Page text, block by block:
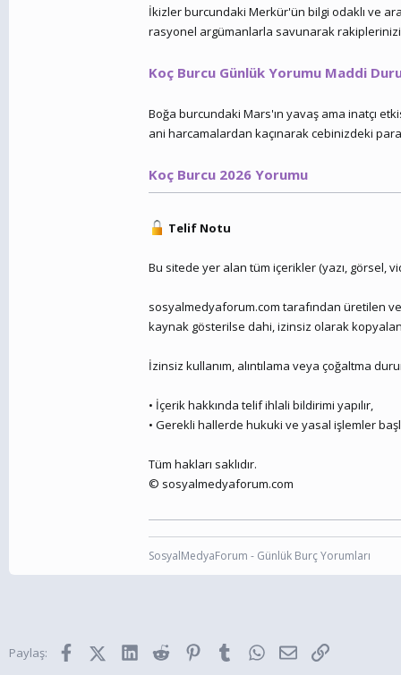
İkizler burcundaki Merkür'ün bilgi odaklı ve
rasyonel argümanlarla savunarak rakiplerinizi
Koç Burcu Günlük Yorumu Maddi
Boğa burcundaki Mars'ın yavaş ama inatçı
ani harcamalardan kaçınarak cebinizdeki
Koç Burcu 2026 Yorumu
Telif Notu
Bu sitede yer alan tüm içerikler (yazı, görsel,
sosyalmedyaforum.com tarafından üretilen
kaynak gösterilse dahi, izinsiz olarak
İzinsiz kullanım, alıntılama veya çoğaltma
• İçerik hakkında telif ihlali bildirimi yapılır,
• Gerekli hallerde hukuki ve yasal işlemler
Tüm hakları saklıdır.
© sosyalmedyaforum.com
SosyalMedyaForum - Günlük Burç Yorumları
Paylaş: FacebookX (Twitter)
LinkedInReddit PinterestTumblrWhatsApp
E-postaLink